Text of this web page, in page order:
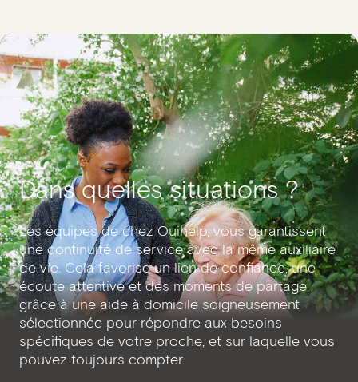
Dans quelles situations ?
Les équipes de chez Ouihelp, vous garantissent
une continuité de service avec la même auxiliaire
de vie. Cela favorise un lien de confiance, une
écoute attentive et des moments de partage,
grâce à une aide à domicile soigneusement
sélectionnée pour répondre aux besoins
spécifiques de votre proche, et sur laquelle vous
pouvez toujours compter.